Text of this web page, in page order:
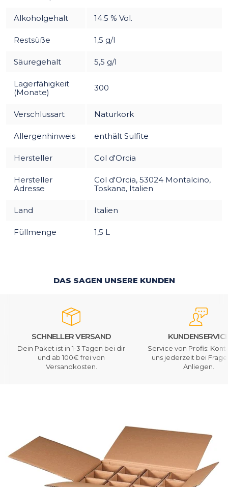
Alkoholgehalt 14.5 % Vol.
Restsüße 1,5 g/l
Säuregehalt 5,5 g/l
Lagerfähigkeit
(Monate)
300
Verschlussart Naturkork
Allergenhinweis enthält Sulfite
Hersteller Col d'Orcia
Hersteller
Adresse
Col d'Orcia, 53024 Montalcino,
Toskana, Italien
Land Italien
Füllmenge 1,5 L
DAS SAGEN UNSERE KUNDEN
SCHNELLER VERSAND
Dein Paket ist in 1-3 Tagen bei dir
und ab 100€ frei von
Versandkosten.
Service von Profis:
uns jederzeit bei
Anliegen.